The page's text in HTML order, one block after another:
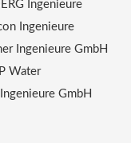
Ingenieure
Ingenieure
Ingenieure GmbH
Water
Ingenieure GmbH